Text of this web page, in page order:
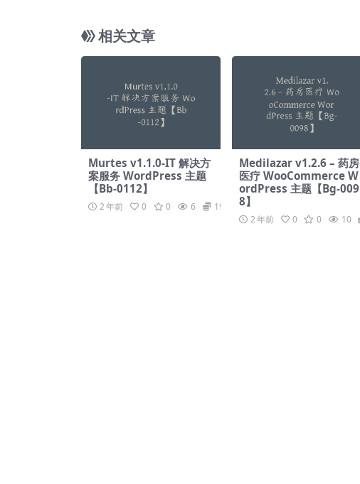
相关文章
Murtes v1.1.0-IT 解决方
案服务 WordPress 主题
【Bb-0112】
2 年前 0 0 6 19.9
Medilazar v1.2.6 – 药房
医疗 WooCommerce W
ordPress 主题【Bg-009
8】
2 年前 0 0 10